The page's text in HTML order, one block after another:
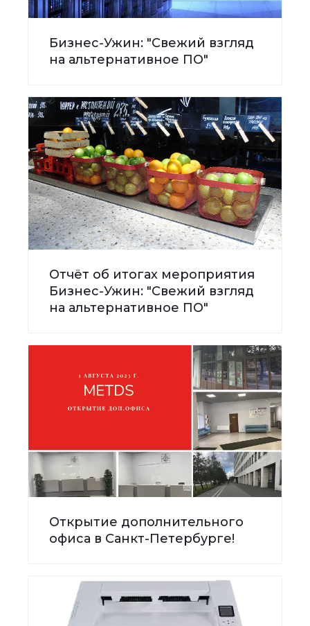
Бизнес-Ужин: "Свежий взгляд
на альтернативное ПО"
Отчёт об итогах мероприятия
Бизнес-Ужин: "Свежий взгляд
на альтернативное ПО"
Открытие дополнительного
офиса в Санкт-Петербурге!